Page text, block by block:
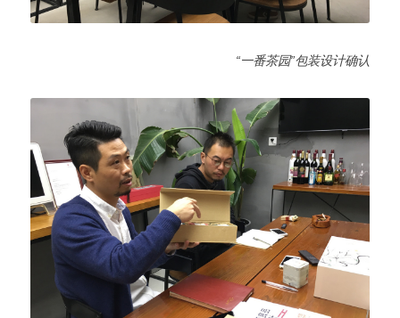
“一番茶园”包装设计确认